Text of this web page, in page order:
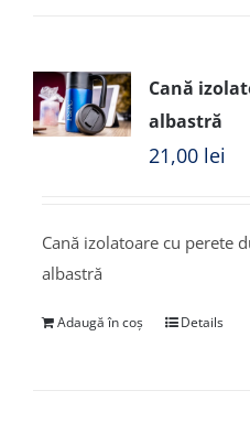
Cană
albastră
21,00 lei
Cană izolatoare cu perete
albastră
Adaugă în coș Details